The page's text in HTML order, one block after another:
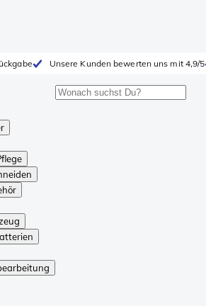
Unsere Kunden bewerten uns mit 4,9/5